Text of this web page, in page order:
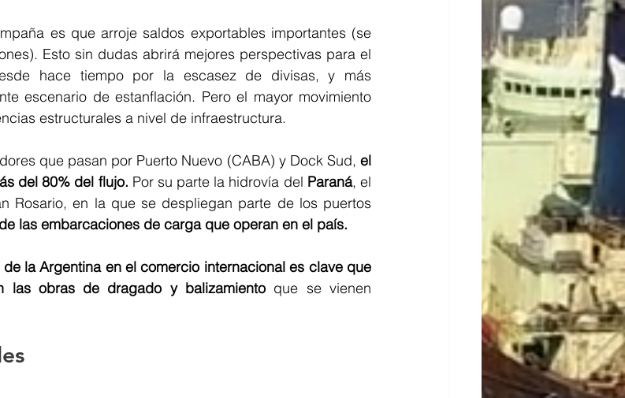
es que arroje saldos exportables importantes (se
Esto sin dudas abrirá mejores perspectivas para el
hace tiempo por la escasez de divisas, y más
escenario de estanflación. Pero el mayor movimiento
estructurales a nivel de infraestructura.
que pasan por Puerto Nuevo (CABA) y Dock Sud, el
del 80% del flujo. Por su parte la hidrovía del Paraná, el
Rosario, en la que se despliegan parte de los puertos
las embarcaciones de carga que operan en el país.
la Argentina en el comercio internacional es clave que
las obras de dragado y balizamiento que se vienen